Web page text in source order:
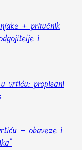
+ priručnik
i
vrtiću: propisani
– obaveze i